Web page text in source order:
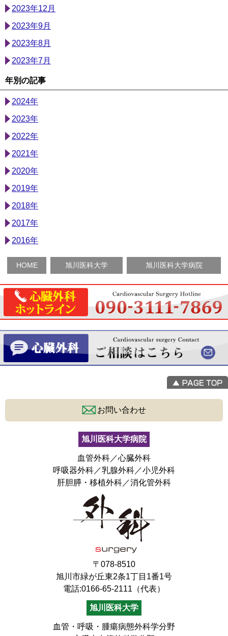
2023年12月
2023年9月
2023年8月
2023年7月
年別の記事
2024年
2023年
2022年
2021年
2020年
2019年
2018年
2017年
2016年
HOME 旭川医科大学 旭川医科大学病院
お問い合わせ
旭川医科大学病院
血管外科／心臓外科
呼吸器外科／乳腺外科／小児外科
肝胆膵・移植外科／消化管外科
〒078-8510
旭川市緑が丘東2条1丁目1番1号
電話:0166-65-2111（代表）
旭川医科大学
血管・呼吸・腫瘍病態外科学分野